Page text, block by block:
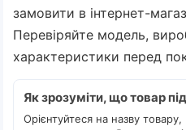
замовити в інтернет-
Перевіряйте модель,
характеристики перед
Як зрозуміти, що товар
Орієнтуйтеся на назву